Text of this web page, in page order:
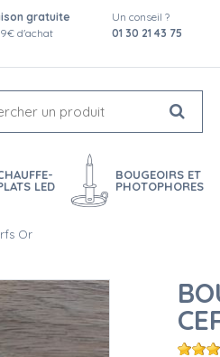
gratuite
d'achat
Un conseil ?
01 30 21 43 75
LED
BOUGEOIRS ET
PHOTOPHORES
Or